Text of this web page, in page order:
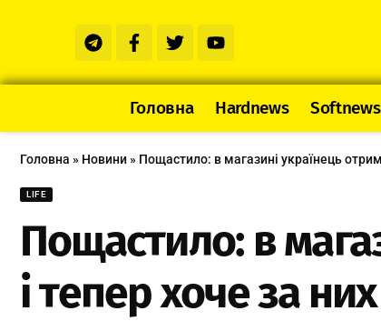
Головна Hardnews Softnews
Головна » Новини» Пощастило: в магазині українець
LIFE
Пощастило: в
і тепер хоче за